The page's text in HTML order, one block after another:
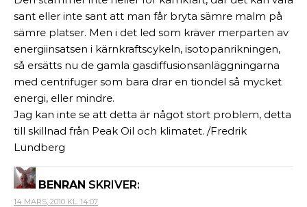
sant eller inte sant att man får bryta sämre malm på
sämre platser. Men i det led som kräver merparten av
energiinsatsen i kärnkraftscykeln, isotopanrikningen,
så ersätts nu de gamla gasdiffusionsanläggningarna
med centrifuger som bara drar en tiondel så mycket
energi, eller mindre.
Jag kan inte se att detta är något stort problem, detta
till skillnad från Peak Oil och klimatet. /Fredrik
Lundberg
BENRAN SKRIVER:
14 MARS, 2010 KL. 14:07